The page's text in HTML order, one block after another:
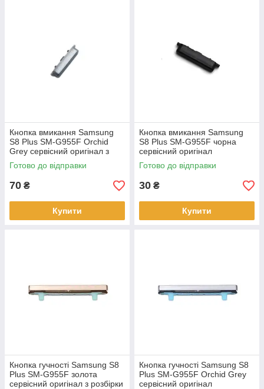
Кнопка вмикання Samsung
S8 Plus SM-G955F Orchid
Grey сервісний оригінал з
розбірки
Готово до відправки
70 ₴
Купити
Кнопка вмикання Samsung
S8 Plus SM-G955F чорна
сервісний оригінал
Готово до відправки
30 ₴
Купити
Кнопка гучності Samsung S8
Plus SM-G955F золота
сервісний оригінал з розбірки
Кнопка гучності Samsung S8
Plus SM-G955F Orchid Grey
сервісний оригінал